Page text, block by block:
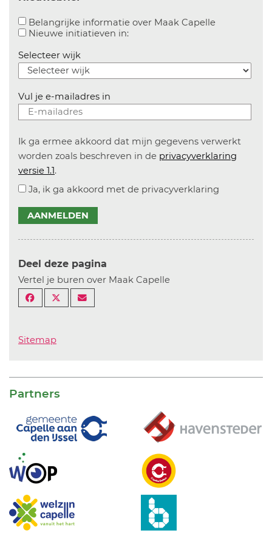
Belangrijke informatie over Maak CapelleAanvinken
Nieuwe initiatieven in:Aanvinken om informatie over
Selecteer wijk
Vul je e-mailadres in
Ik ga ermee akkoord dat mijn gegevens verwerkt
worden zoals beschreven in de privacyverklaring
versie 1.1.
Ja, ik ga akkoord met de privacyverklaring
AANMELDEN
Deel deze pagina
Vertel je buren over Maak Capelle
Sitemap
Partners